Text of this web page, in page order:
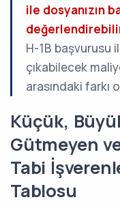
ile dosyanızın
H-1B başvurusu
çıkabilecek
arasındaki farkı
Küçük,
Gütmeyen
Tabi
Tablosu